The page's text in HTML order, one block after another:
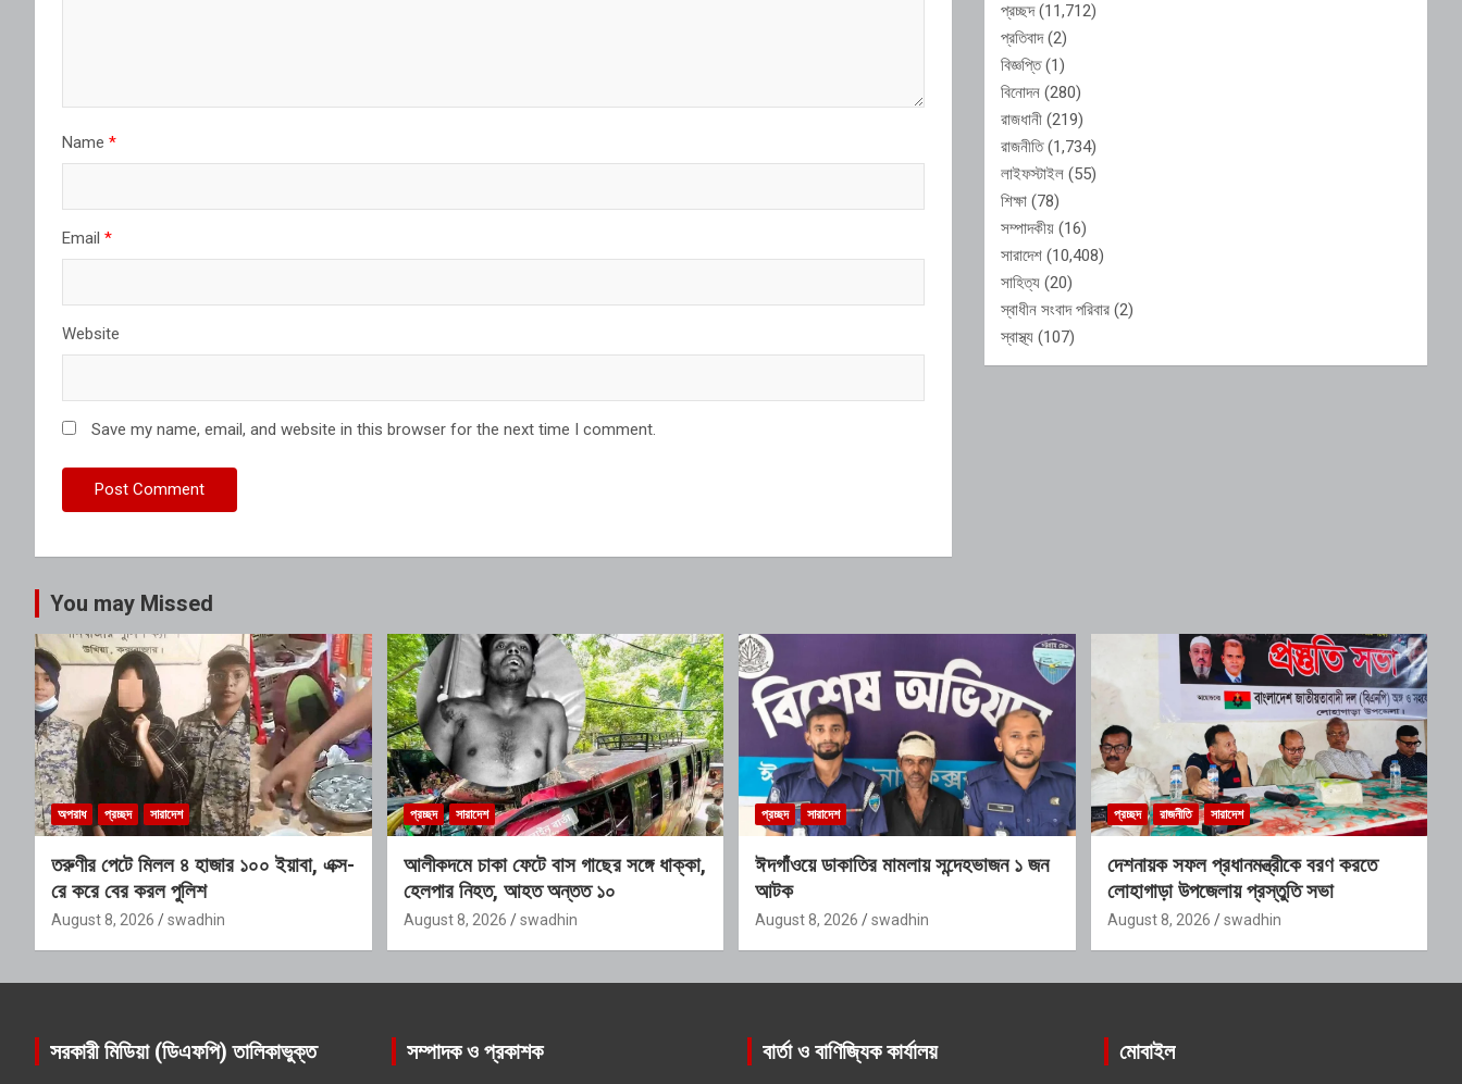
Name *
Email *
Website
Save my name, email, and website in this browser for the next time I comment.
প্রচ্ছদ(11,712)
প্রতিবাদ(2)
বিজ্ঞপ্তি(1)
বিনোদন (280)
রাজধানী (219)
রাজনীতি(1,734)
লাইফস্টাইল (55)
শিক্ষা (78)
সম্পাদকীয় (16)
সারাদেশ (10,408)
সাহিত্য (20)
স্বাধীন সংবাদ পরিবার (2)
স্বাস্থ্য (107)
You may Missed
অপরাধ প্রচ্ছদ সারাদেশ
তরুণীর পেটে মিলল ৪ হাজার ১০০ ইয়াবা, এক্স-
রে করে বের করল পুলিশ
August 8, 2026 swadhin
প্রচ্ছদ সারাদেশ
আলীকদমে চাকা ফেটে বাস গাছের সঙ্গে ধাক্কা,
হেলপার নিহত, আহত অন্তত ১০
August 8, 2026 swadhin
প্রচ্ছদ সারাদেশ
ঈদগাঁওয়ে ডাকাতির মামলায় সন্দেহভাজন ১ জন
আটক
August 8, 2026 swadhin
প্রচ্ছদ রাজনীতি সারাদেশ
দেশনায়ক সফল প্রধানমন্ত্রীকে বরণ করতে
লোহাগাড়া উপজেলায় প্রস্তুতি সভা
August 8, 2026 swadhin
সরকারী মিডিয়া (ডিএফপি) তালিকাভুক্ত সম্পাদক ও প্রকাশক বার্তা ও বাণিজ্যিক কার্যালয় মোবাইল